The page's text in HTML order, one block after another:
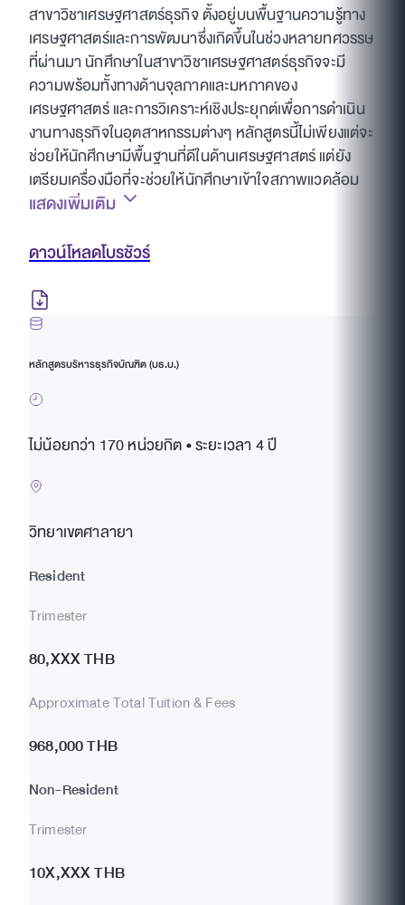
สาขาวิชาเศรษฐศาสตร์ธุรกิจ ตั้งอยู่บนพื้นฐานความรู้ทาง
เศรษฐศาสตร์และการพัฒนาซึ่งเกิดขึ้นในช่วงหลายทศวรรษ
ที่ผ่านมา นักศึกษาในสาขาวิชาเศรษฐศาสตร์ธุรกิจจะมี
ความพร้อมทั้งทางด้านจุลภาคและมหภาคของ
เศรษฐศาสตร์ และการวิเคราะห์เชิงประยุกต์เพื่อการดำเนิน
งานทางธุรกิจในอุตสาหกรรมต่างๆ หลักสูตรนี้ไม่เพียงแต่จะ
ช่วยให้นักศึกษามีพื้นฐานที่ดีในด้านเศรษฐศาสตร์ แต่ยัง
เตรียมเครื่องมือที่จะช่วยให้นักศึกษาเข้าใจสภาพแวดล้อม
ทางธุรกิจ โครงสร้างตลาด และกลยุทธ์ที่จำเป็นสำหรับการ
แสดงเพิ่มเติม
ดาวน์โหลดโบรชัวร์
หลักสูตรบริหารธุรกิจบัณฑิต (บธ.บ.)
ไม่น้อยกว่า 170 หน่วยกิต • ระยะเวลา 4 ปี
วิทยาเขตศาลายา
Resident
Trimester
80,XXX THB
Approximate Total Tuition & Fees
968,000 THB
Non-Resident
Trimester
10X,XXX THB